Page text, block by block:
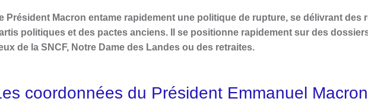
Président Macron entame rapidement une politique de rupture, se délivrant des
politiques et des pactes anciens. Il se positionne rapidement sur des
de la SNCF, Notre Dame des Landes ou des retraites.
coordonnées du Président Emmanuel Macron